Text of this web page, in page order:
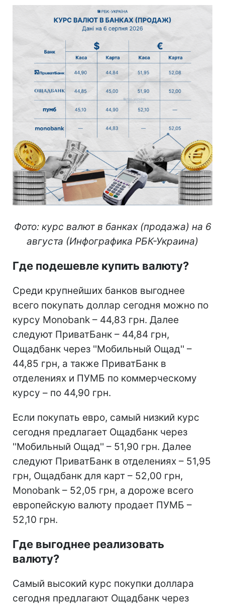
Фото: курс валют в банках (продажа) на 6
августа (Инфографика РБК-Украина)
Где подешевле купить валюту?
Среди крупнейших банков выгоднее
всего покупать доллар сегодня можно по
курсу Monobank – 44,83 грн. Далее
следуют ПриватБанк – 44,84 грн,
Ощадбанк через ''Мобильный Ощад'' –
44,85 грн, а также ПриватБанк в
отделениях и ПУМБ по коммерческому
курсу – по 44,90 грн.
Если покупать евро, самый низкий курс
сегодня предлагает Ощадбанк через
''Мобильный Ощад'' – 51,90 грн. Далее
следуют ПриватБанк в отделениях – 51,95
грн, Ощадбанк для карт – 52,00 грн,
Monobank – 52,05 грн, а дороже всего
европейскую валюту продает ПУМБ –
52,10 грн.
Где выгоднее реализовать
валюту?
Самый высокий курс покупки доллара
сегодня предлагают Ощадбанк через